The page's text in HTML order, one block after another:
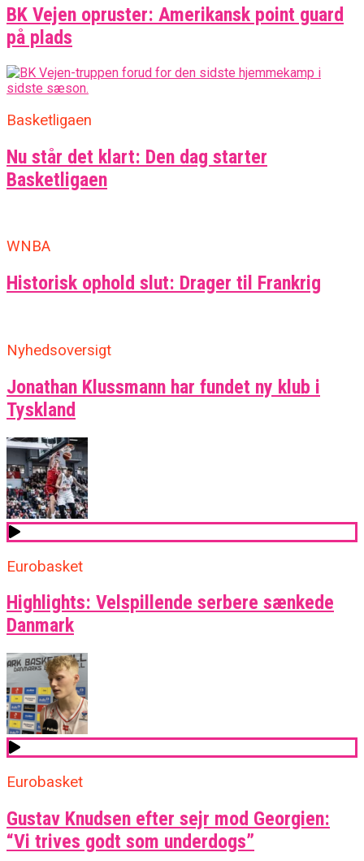
BK Vejen opruster: Amerikansk point guard
på plads
Basketligaen
Nu står det klart: Den dag starter
Basketligaen
WNBA
Historisk ophold slut: Drager til Frankrig
Nyhedsoversigt
Jonathan Klussmann har fundet ny klub i
Tyskland
Eurobasket
Highlights: Velspillende serbere sænkede
Danmark
Eurobasket
Gustav Knudsen efter sejr mod Georgien:
“Vi trives godt som underdogs”